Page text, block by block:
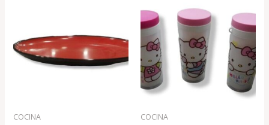
COCINA COCINA